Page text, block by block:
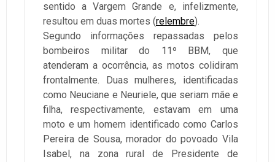
sentido a Vargem Grande e, infelizmente,
resultou em duas mortes (relembre).
Segundo informações repassadas pelos
bombeiros militar do 11º BBM, que
atenderam a ocorrência, as motos colidiram
frontalmente. Duas mulheres, identificadas
como Neuciane e Neuriele, que seriam mãe e
filha, respectivamente, estavam em uma
moto e um homem identificado como Carlos
Pereira de Sousa, morador do povoado Vila
Isabel, na zona rural de Presidente de